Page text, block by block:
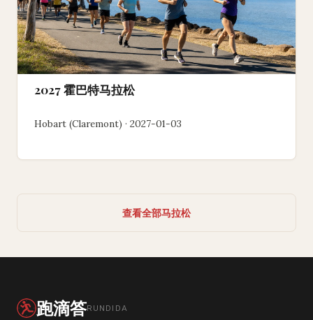
2027 霍巴特马拉松
Hobart (Claremont) · 2027-01-03
查看全部马拉松
跑滴答RUNDIDA